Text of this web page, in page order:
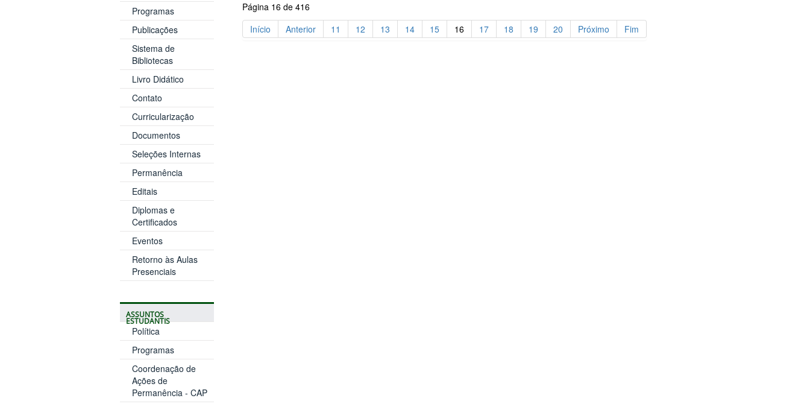
Programas
Publicações
Sistema de
Bibliotecas
Livro Didático
Contato
Curricularização
Documentos
Seleções Internas
Permanência
Editais
Diplomas e
Certificados
Eventos
Retorno às Aulas
Presenciais
ASSUNTOS
ESTUDANTIS
Política
Programas
Coordenação de
Ações de
Permanência - CAP
Página 16 de 416
Início
Anterior 11 12 13 14 15 16 17 18 19 20 Próximo Fim